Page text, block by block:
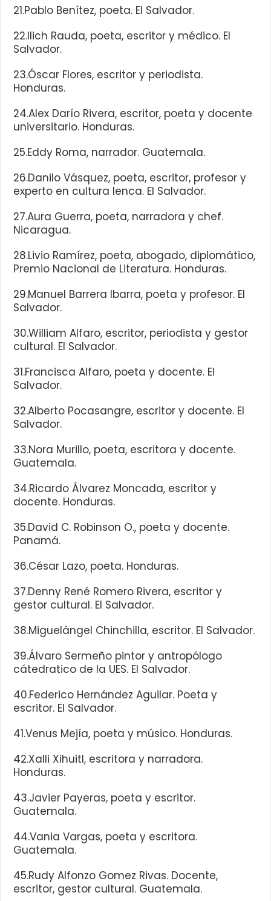
21.Pablo Benítez, poeta. El Salvador.
22.Ilich Rauda, poeta, escritor y médico. El
Salvador.
23.Óscar Flores, escritor y periodista.
Honduras.
24.Alex Darío Rivera, escritor, poeta y docente
universitario. Honduras.
25.Eddy Roma, narrador. Guatemala.
26.Danilo Vásquez, poeta, escritor, profesor y
experto en cultura lenca. El Salvador.
27.Aura Guerra, poeta, narradora y chef.
Nicaragua.
28.Livio Ramírez, poeta, abogado, diplomático,
Premio Nacional de Literatura. Honduras.
29.Manuel Barrera Ibarra, poeta y profesor. El
Salvador.
30.William Alfaro, escritor, periodista y gestor
cultural. El Salvador.
31.Francisca Alfaro, poeta y docente. El
Salvador.
32.Alberto Pocasangre, escritor y docente. El
Salvador.
33.Nora Murillo, poeta, escritora y docente.
Guatemala.
34.Ricardo Álvarez Moncada, escritor y
docente. Honduras.
35.David C. Robinson O., poeta y docente.
Panamá.
36.César Lazo, poeta. Honduras.
37.Denny René Romero Rivera, escritor y
gestor cultural. El Salvador.
38.Miguelángel Chinchilla, escritor. El Salvador.
39.Álvaro Sermeño pintor y antropólogo
cátedratico de la UES. El Salvador.
40.Federico Hernández Aguilar. Poeta y
escritor. El Salvador.
41.Venus Mejía, poeta y músico. Honduras.
42.Xalli Xihuitl, escritora y narradora.
Honduras.
43.Javier Payeras, poeta y escritor.
Guatemala.
44.Vania Vargas, poeta y escritora.
Guatemala.
45.Rudy Alfonzo Gomez Rivas. Docente,
escritor, gestor cultural. Guatemala.